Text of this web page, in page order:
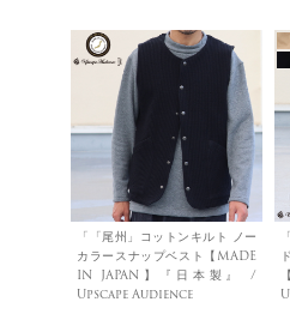
「「尾州」コットンキルト ノー
カラースナップベスト【MADE
IN JAPAN】『日本製』 /
Upscape Audience